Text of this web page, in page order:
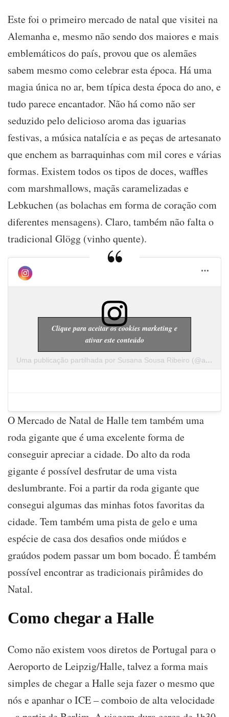
Este foi o primeiro mercado de natal que visitei na
Alemanha e, mesmo não sendo dos maiores e mais
emblemáticos do país, provou que os alemães
sabem mesmo como celebrar esta época. Há uma
magia única no ar, bem típica desta época do ano, e
tudo parece encantador. Não há como não ser
seduzido pelo delicioso aroma das iguarias
festivas, a música natalícia e as peças de artesanato
que enchem as barraquinhas com mil cores e várias
formas. Existem todos os tipos de doces, waffles
com marshmallows, maçãs caramelizadas e
Lebkuchen (as bolachas em forma de coração com
diferentes mensagens). Claro, também não falta o
tradicional Glögg (vinho quente).
Uma publicação partilhada por Susana Sousa Ribeiro (@a.cachopa)
Clique para aceitar os cookies marketing e
ativar este conteúdo
O Mercado de Natal de Halle tem também uma
roda gigante que é uma excelente forma de
conseguir apreciar a cidade. Do alto da roda
gigante é possível desfrutar de uma vista
deslumbrante. Foi a partir da roda gigante que
consegui algumas das minhas fotos favoritas da
cidade. Tem também uma pista de gelo e uma
espécie de casa dos desafios onde miúdos e
graúdos podem passar um bom bocado. É também
possível encontrar as tradicionais pirâmides do
Natal.
Como chegar a Halle
Como não existem voos diretos de Portugal para o
Aeroporto de Leipzig/Halle, talvez a forma mais
simples de chegar a Halle seja fazer o mesmo que
nós e apanhar o ICE – comboio de alta velocidade